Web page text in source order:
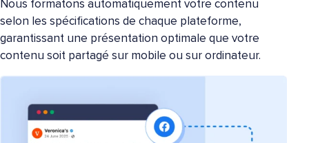
Nous formatons automatiquement votre contenu
selon les spécifications de chaque plateforme,
garantissant une présentation optimale que votre
contenu soit partagé sur mobile ou sur ordinateur.